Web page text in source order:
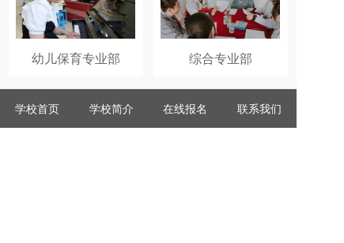
幼儿保育专业部 综合专业部
学校首页 学校简介 在线报名 联系我们